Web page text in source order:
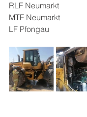
RLF Neumarkt
MTF Neumarkt
LF Pfongau